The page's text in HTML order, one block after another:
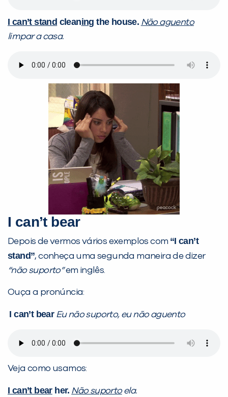
I can’t stand cleaning the house. Não aguento
limpar a casa.
I can’t bear
Depois de vermos vários exemplos com “I can’t
stand”, conheça uma segunda maneira de dizer
“não suporto”em inglês.
Ouça a pronúncia:
I can’t bear Eu não suporto, eu não aguento
Veja como usamos:
I can’t bearher. Não suportoela.